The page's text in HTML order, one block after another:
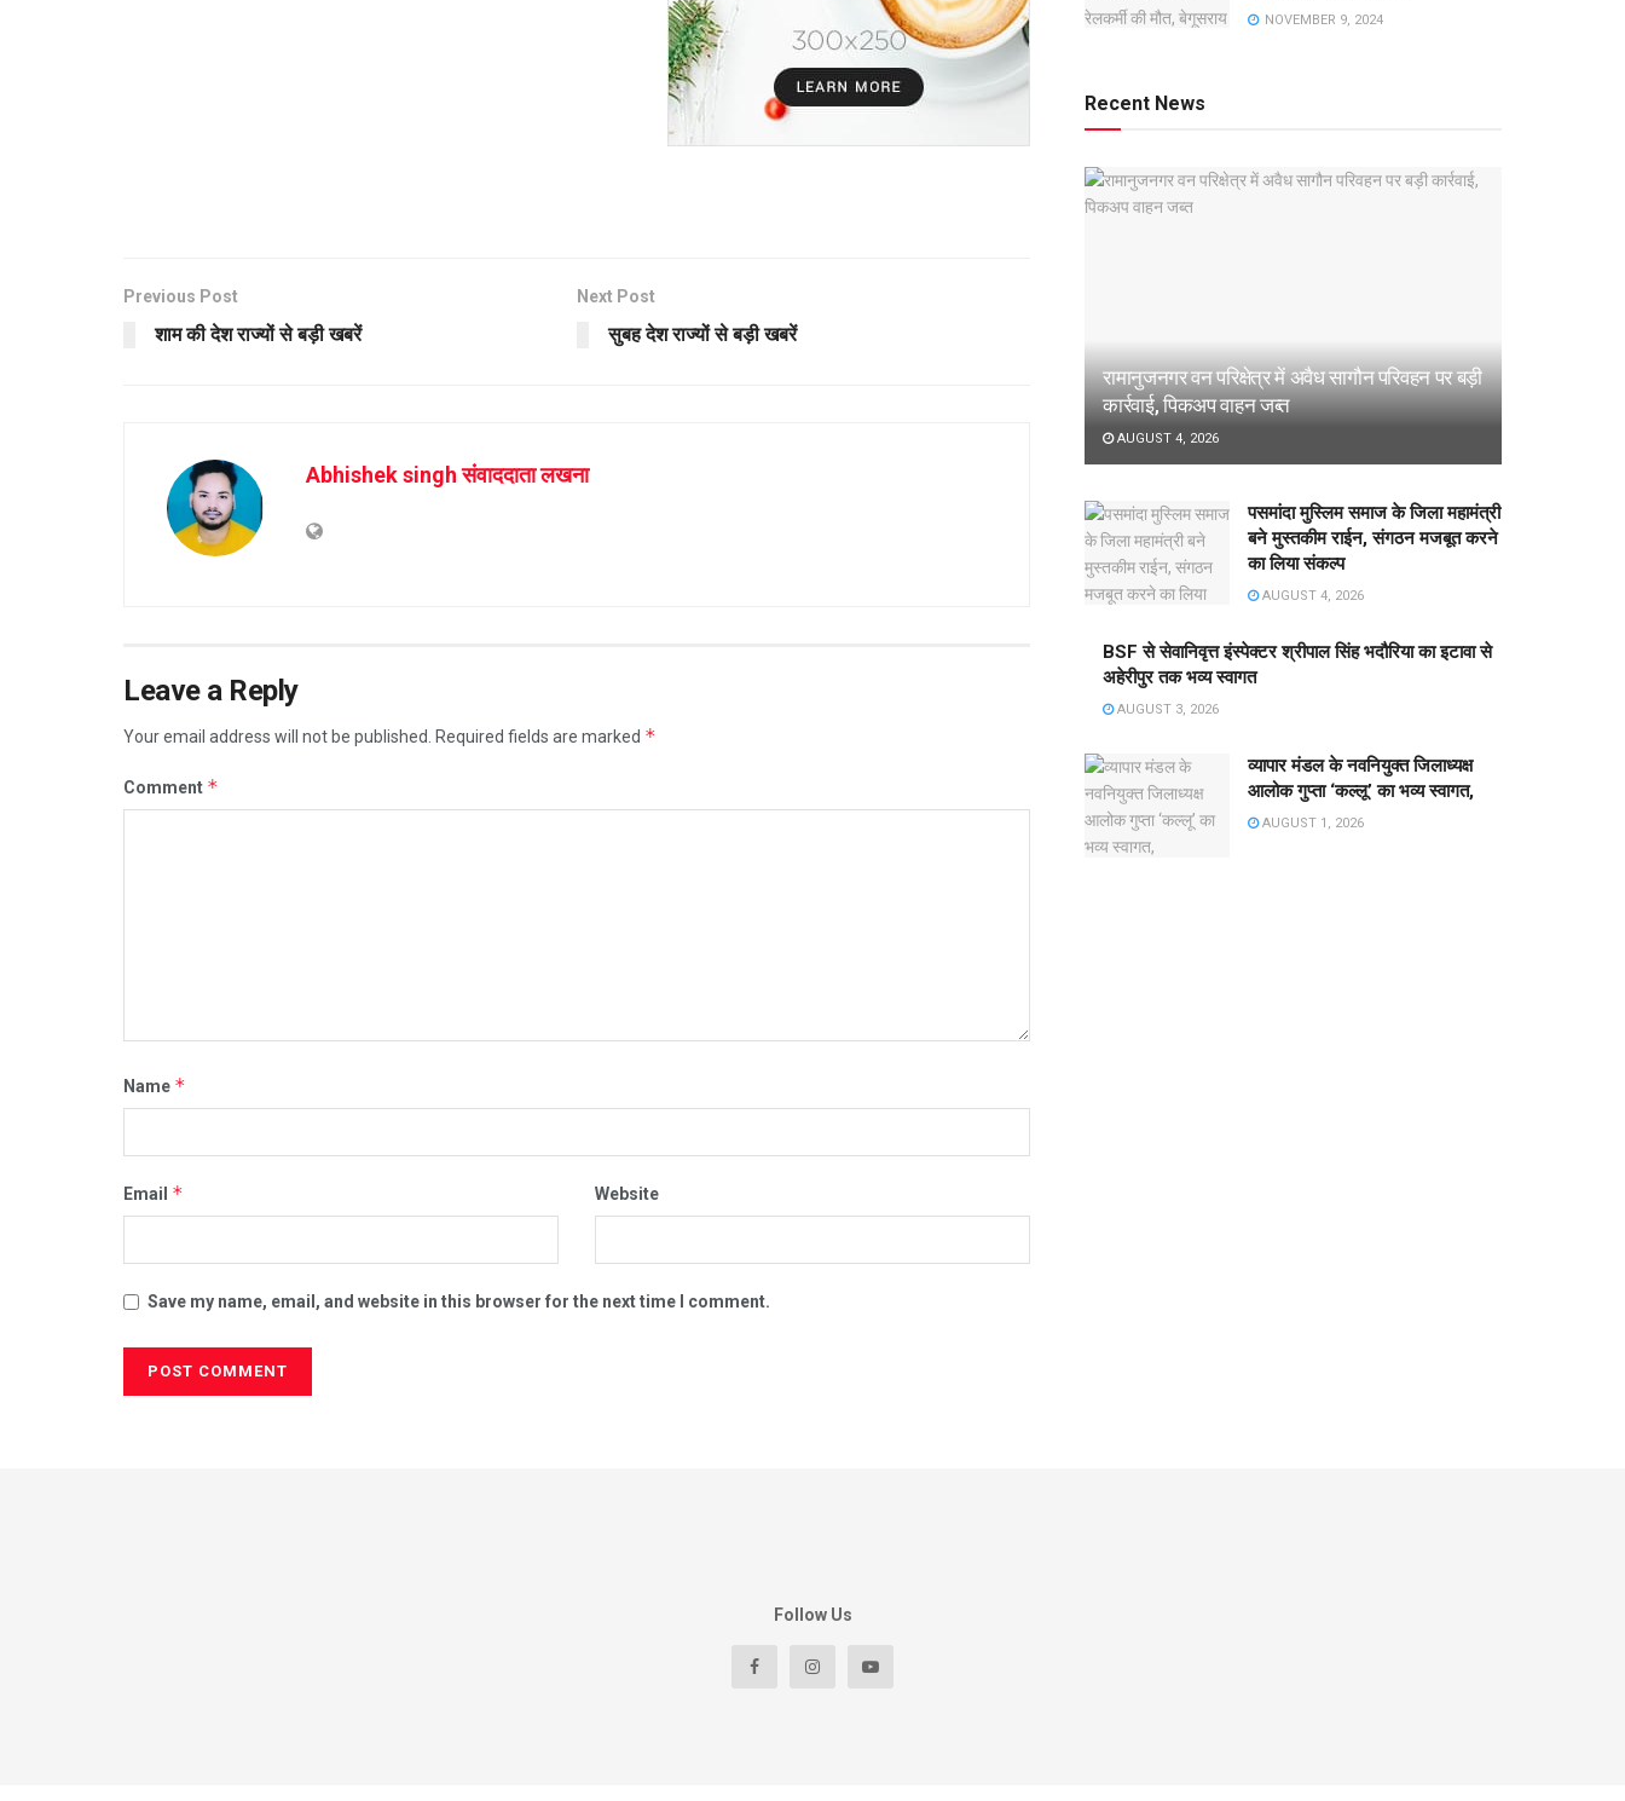
Previous Post
शाम की देश राज्यों से बड़ी खबरें
Next Post
सुबह देश राज्यों से बड़ी खबरें
Abhishek singh संवाददाता लखना
Leave a Reply
Your email address will not be published. Required fields are marked *
Comment *
Name *
Email * Website
Save my name, email, and website in this browser for the next time I comment.
NOVEMBER 9, 2024
Recent News
रामानुजनगर वन परिक्षेत्र में अवैध सागौन परिवहन पर बड़ी
कार्रवाई, पिकअप वाहन जब्त
AUGUST 4, 2026
पसमांदा मुस्लिम समाज के जिला महामंत्री
बने मुस्तकीम राईन, संगठन मजबूत करने
का लिया संकल्प
AUGUST 4, 2026
BSF से सेवानिवृत्त इंस्पेक्टर श्रीपाल सिंह भदौरिया का इटावा से
अहेरीपुर तक भव्य स्वागत
AUGUST 3, 2026
व्यापार मंडल के नवनियुक्त जिलाध्यक्ष
आलोक गुप्ता ‘कल्लू’ का भव्य स्वागत,
AUGUST 1, 2026
Follow Us